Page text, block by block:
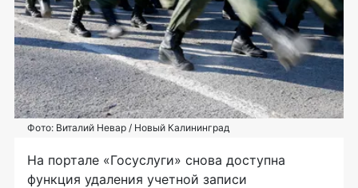
Фото: Виталий Невар / Новый Калининград
На портале «Госуслуги» снова доступна
функция удаления учетной записи